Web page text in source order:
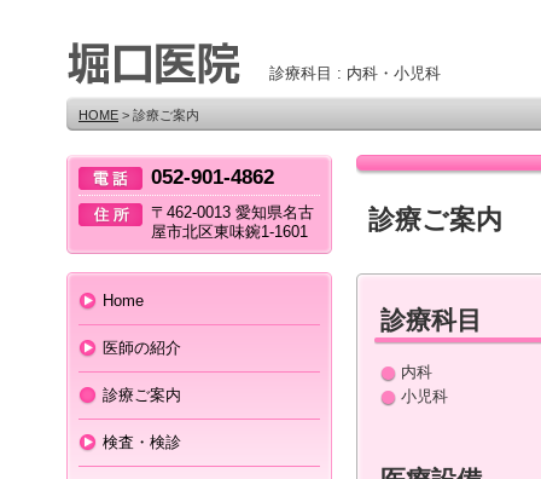
診療科目 : 内科・小児科
HOME > 診療ご案内
診療ご案内
診療科目
内科
小児科
052-901-4862
〒462-0013 愛知県名古
屋市北区東味鋺1-1601
Home
医師の紹介
診療ご案内
検査・検診